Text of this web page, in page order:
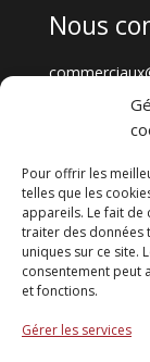
Pour offrir les
telles que les
appareils. Le fait de
traiter des données
uniques sur ce site.
consentement peut
et fonctions.
Gérer les services
Nous
+33 5 57 35
Tout
GENNA
Data
Fracture
Statistiques